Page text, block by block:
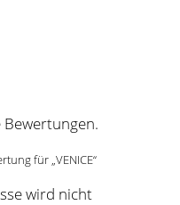
Bewertungen.
für „VENICE“
wird nicht